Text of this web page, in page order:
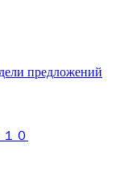
предложений
０